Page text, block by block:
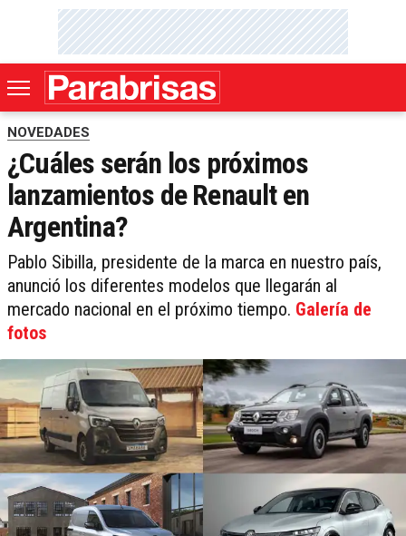
NOVEDADES
¿Cuáles serán los próximos
lanzamientos de Renault en
Argentina?
Pablo Sibilla, presidente de la marca en nuestro país,
anunció los diferentes modelos que llegarán al
mercado nacional en el próximo tiempo. Galería de
fotos